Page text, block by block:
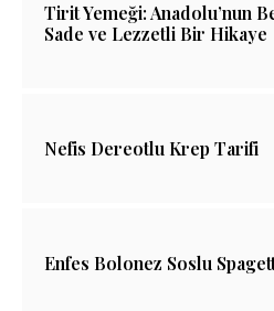
Tirit Yemeği: Anadolu’nun
Sade ve Lezzetli Bir Hikaye
Nefis Dereotlu Krep Tarifi
Enfes Bolonez Soslu